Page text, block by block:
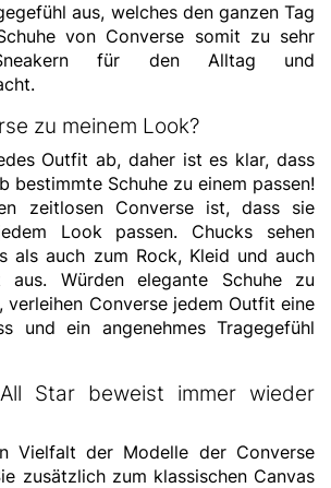
aus, welches den ganzen Tag
von Converse somit zu sehr
Sneakern für den Alltag und
zu meinem Look?
Outfit ab, daher ist es klar, dass
bestimmte Schuhe zu einem passen!
zeitlosen Converse ist, dass sie
Look passen. Chucks sehen
als auch zum Rock, Kleid und auch
Würden elegante Schuhe zu
verleihen Converse jedem Outfit eine
und ein angenehmes Tragegefühl
Star beweist immer wieder
Vielfalt der Modelle der Converse
zusätzlich zum klassischen Canvas